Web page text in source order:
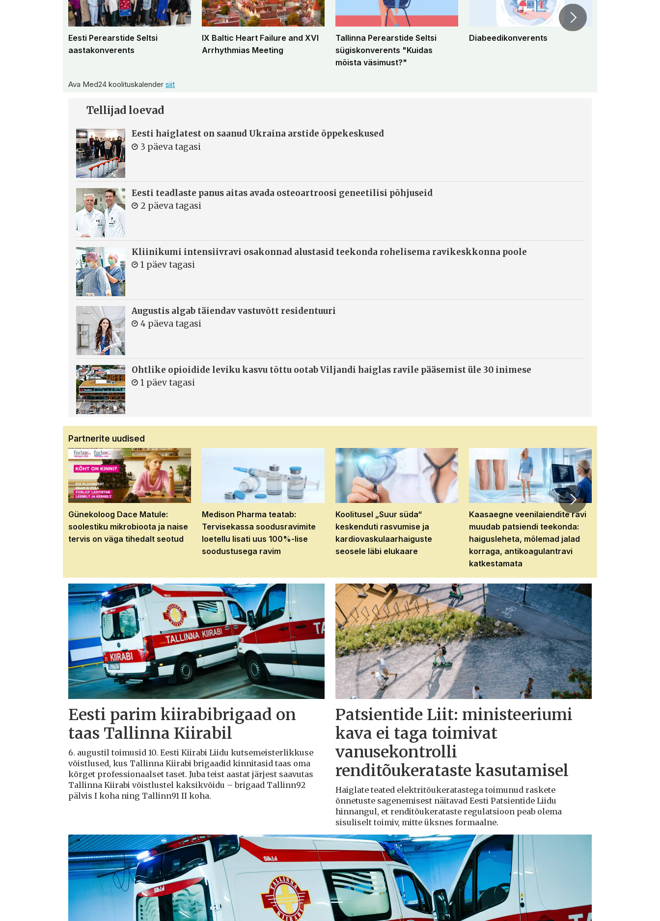
Eesti Perearstide Seltsi
aastakonverents
IX Baltic Heart Failure and XVI
Arrhythmias Meeting
Tallinna Perearstide Seltsi
sügiskonverents "Kuidas
mõista väsimust?"
Diabeedikonverents
Ava Med24 koolituskalendersiit
Tellijad loevad
Eesti haiglatest on saanud Ukraina arstide õppekeskused
3 päeva tagasi
Eesti teadlaste panus aitas avada osteoartroosi geneetilisi põhjuseid
2 päeva tagasi
Kliinikumi intensiivravi osakonnad alustasid teekonda rohelisema ravikeskkonna poole
1 päev tagasi
Augustis algab täiendav vastuvõtt residentuuri
4 päeva tagasi
Ohtlike opioidide leviku kasvu tõttu ootab Viljandi haiglas ravile pääsemist üle 30 inimese
1 päev tagasi
Partnerite uudised
Günekoloog Dace Matule:
soolestiku mikrobioota ja naise
tervis on väga tihedalt seotud
Medison Pharma teatab:
Tervisekassa soodusravimite
loetellu lisati uus 100%-lise
soodustusega ravim
Koolitusel „Suur süda“
keskenduti rasvumise ja
kardiovaskulaarhaiguste
seosele läbi elukaare
Kaasaegne veenilaiendite ravi
muudab patsiendi teekonda:
haigusleheta, mõlemad jalad
korraga, antikoagulantravi
katkestamata
Eesti parim kiirabibrigaad on
taas Tallinna Kiirabil
6. augustil toimusid 10. Eesti Kiirabi Liidu kutsemeisterlikkuse
võistlused, kus Tallinna Kiirabi brigaadid kinnitasid taas oma
kõrget professionaalset taset. Juba teist aastat järjest saavutas
Tallinna Kiirabi võistlustel kaksikvõidu – brigaad Tallinn92
pälvis I koha ning Tallinn91 II koha.
Patsientide Liit: ministeeriumi
kava ei taga toimivat
vanusekontrolli
renditõukerataste kasutamisel
Haiglate teated elektritõukeratastega toimunud raskete
õnnetuste sagenemisest näitavad Eesti Patsientide Liidu
hinnangul, et renditõukerataste regulatsioon peab olema
sisuliselt toimiv, mitte üksnes formaalne.